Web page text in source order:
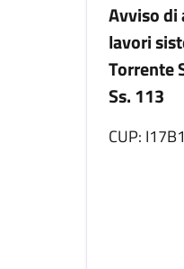
Avviso
lavori
Torrente
Ss. 113
CUP: